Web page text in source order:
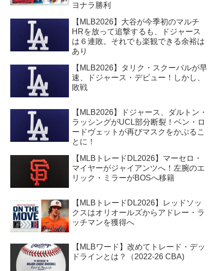
ヨナラ勝利
【MLB2026】大谷が今季初のマルチ
HRを放って追撃するも、ドジャース
は６連敗。それでも楽観できる余裕は
あり
【MLB2026】タリク・スクーバルが早
速、ドジャース・デビュー！しかし、
敗戦
【MLB2026】ドジャース、ダルトン・
ラッシングがUCL部分断裂！ベン・ロ
ードヴェットが再びマスクをかぶるこ
とに！
【MLBトレードDL2026】マーセロ・
マイヤーがジャイアンツへ！左腕のエ
リック・ミラーがBOSへ移籍
【MLBトレードDL2026】レッドソッ
クスはオリオールズからアドレー・ラ
ッチマンを獲得へ
【MLBワード】改めてトレード・デッ
ドラインとは？（2022-26 CBA)